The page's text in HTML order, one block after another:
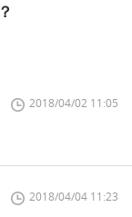
2018/04/02 11:05
2018/04/04 11:23